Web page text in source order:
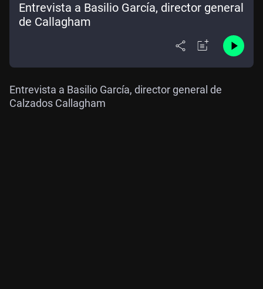
Entrevista a Basilio García, director general
de Callagham
Entrevista a Basilio García, director general de
Calzados Callagham